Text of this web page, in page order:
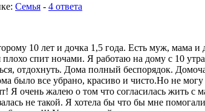
Семья - 4 ответа
10 лет и дочка 1,5 года. Есть муж,
плохо спит ночами. Я работаю на дому с 10
отдохнуть. Дома полный беспорядок.
было все убрано, красиво и чисто.Но не
Я очень жалею о том что согласилась жить
не такой. Я хотела бы что бы мне